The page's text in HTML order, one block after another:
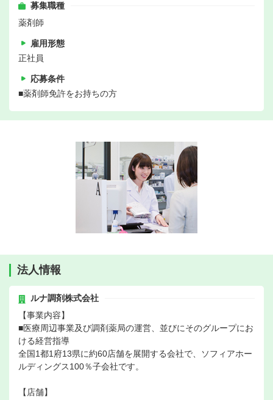
募集職種
薬剤師
雇用形態
正社員
応募条件
■薬剤師免許をお持ちの方
法人情報
ルナ調剤株式会社
【事業内容】
■医療周辺事業及び調剤薬局の運営、並びにそのグループにお
ける経営指導
全国1都1府13県に約60店舗を展開する会社で、ソフィアホー
ルディングス100％子会社です。
【店舗】